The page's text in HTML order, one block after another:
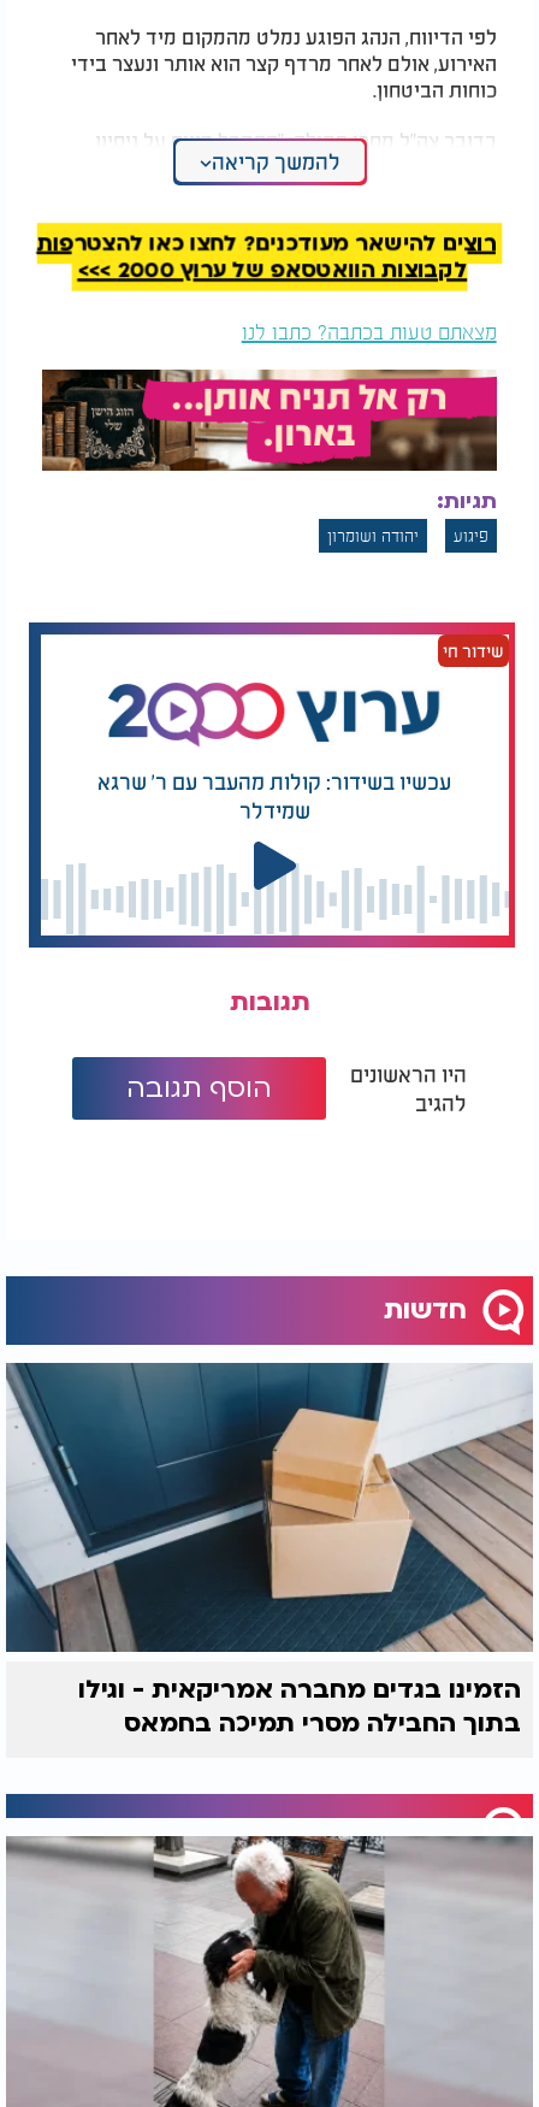
לפי הדיווח, הנהג הפוגע נמלט מהמקום מיד לאחר
האירוע, אולם לאחר מרדף קצר הוא אותר ונעצר בידי
כוחות הביטחון.
בדובר צה"ל מסרו תחילה: "התקבל דיווח על ניסיון
דריסה סמוך לעופרה שבמרחב חטיבת בנימין. הפרטים
להמשך קריאה
רוצים להישאר מעודכנים? לחצו כאן להצטרפות
לקבוצות הוואטסאפ של ערוץ 2000 >>>
מצאתם טעות בכתבה? כתבו לנו
תגיות:
פיגוע יהודה ושומרון
שידור חי
עכשיו בשידור: קולות מהעבר עם ר' שרגא
שמידלר
תגובות
היו הראשונים
להגיב
הוסף תגובה
חדשות
הזמינו בגדים מחברה אמריקאית - וגילו
בתוך החבילה מסרי תמיכה בחמאס